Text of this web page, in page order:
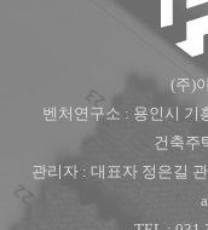
(주)
벤처연구소 : 용인시 기
건축주
관리자 : 대표자 정은길